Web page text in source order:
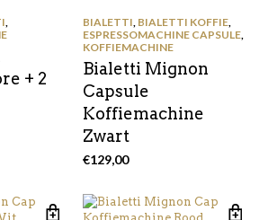
+ 2
BIALETTI BIALETTI KOFFIE,
ESPRESSOMACHINE CAPSULE,
KOFFIEMACHINE
Bialetti Mignon
Capsule
Koffiemachine
Zwart
€129,00